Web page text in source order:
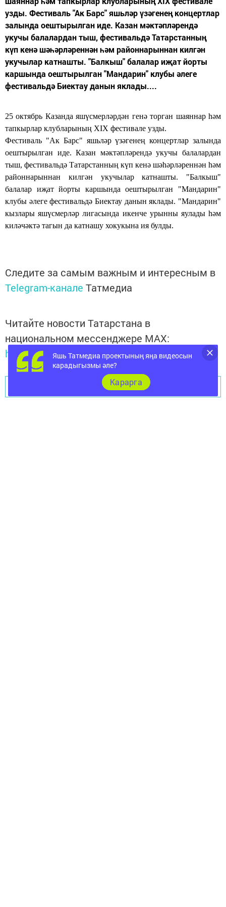
узды. Фестиваль "Ак Барс" яшьләр үзәгенең концертлар
залында оештырылган иде. Казан мәктәпләрендә
укучы балалардан тыш, фестивальдә Татарстанның
күп кенә шәһәрләреннән һәм районнарыннан килгән
укучылар катнашты. "Балкыш" балалар иҗат йорты
каршында оештырылган "Мандарин" клубы әлеге
фестивальдә Биектау данын яклады....
25 октябрь Казанда яшүсмерләрдән генә торган шаяннар һәм
тапкырлар клубларының XIX фестивале узды.
Фестиваль "Ак Барс" яшьләр үзәгенең концертлар залында
оештырылган иде. Казан мәктәпләрендә укучы балалардан
тыш, фестивальдә Татарстанның күп кенә шәһәрләреннән һәм
районнарыннан килгән укучылар катнашты. "Балкыш"
балалар иҗат йорты каршында оештырылган "Мандарин"
клубы әлеге фестивальдә Биектау данын яклады. "Мандарин"
кызлары яшүсмерләр лигасында икенче урынны яулады һәм
киләчәктә тагын да катнашу хокукына ия булды.
Следите за самым важным и интересным в
Telegram-канале Татмедиа
Читайте новости Татарстана в
национальном мессенджере MАХ:
https://max.ru/tatmedia
Перейти на страницу новости
Яшь Татмедиа проектының яңа видеосын
карадыгызмы әле?
Карарга